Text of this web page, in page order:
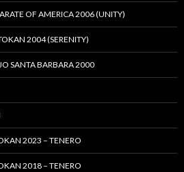
OF AMERICA 2006 (UNITY)
2004 (SERENITY)
SANTA BARBARA 2000
2023 – TENERO
2018 – TENERO